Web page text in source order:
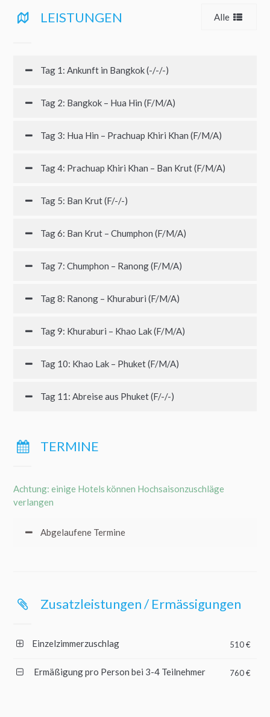
LEISTUNGEN Alle
Tag 1: Ankunft in Bangkok (-/-/-)
Tag 2: Bangkok – Hua Hin (F/M/A)
Tag 3: Hua Hin – Prachuap Khiri Khan (F/M/A)
Tag 4: Prachuap Khiri Khan – Ban Krut (F/M/A)
Tag 5: Ban Krut (F/-/-)
Tag 6: Ban Krut – Chumphon (F/M/A)
Tag 7: Chumphon – Ranong (F/M/A)
Tag 8: Ranong – Khuraburi (F/M/A)
Tag 9: Khuraburi – Khao Lak (F/M/A)
Tag 10: Khao Lak – Phuket (F/M/A)
Tag 11: Abreise aus Phuket (F/-/-)
TERMINE
Achtung: einige Hotels können Hochsaisonzuschläge
verlangen
Abgelaufene Termine
Zusatzleistungen / Ermässigungen
Einzelzimmerzuschlag 510 €
Ermäßigung pro Person bei 3-4 Teilnehmer 760 €